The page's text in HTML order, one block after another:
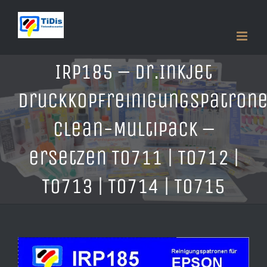
Inhalt
IRP185 – Dr.Inkjet
Clean-Multipack –
ersetzen T0711 | T0712 |
T0713 | T0714 | T0715
Zeige
grösseres